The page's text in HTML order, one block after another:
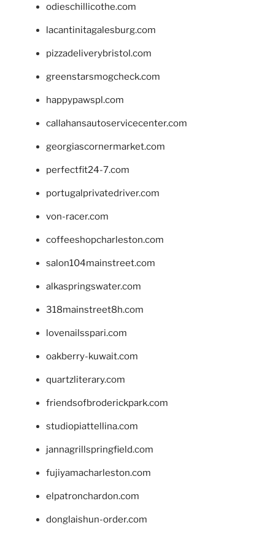
odieschillicothe.com
lacantinitagalesburg.com
pizzadeliverybristol.com
greenstarsmogcheck.com
happypawspl.com
callahansautoservicecenter.com
georgiascornermarket.com
perfectfit24-7.com
portugalprivatedriver.com
von-racer.com
coffeeshopcharleston.com
salon104mainstreet.com
alkaspringswater.com
318mainstreet8h.com
lovenailsspari.com
oakberry-kuwait.com
quartzliterary.com
friendsofbroderickpark.com
studiopiattellina.com
jannagrillspringfield.com
fujiyamacharleston.com
elpatronchardon.com
donglaishun-order.com